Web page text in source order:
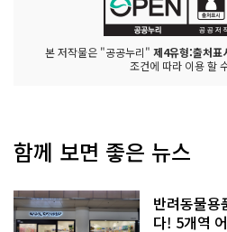
본 저작물은 "공공누리" 제4유형:출처표
조건에 따라 이용 할
함께 보면 좋은 뉴스
반려동물용
다! 5개역